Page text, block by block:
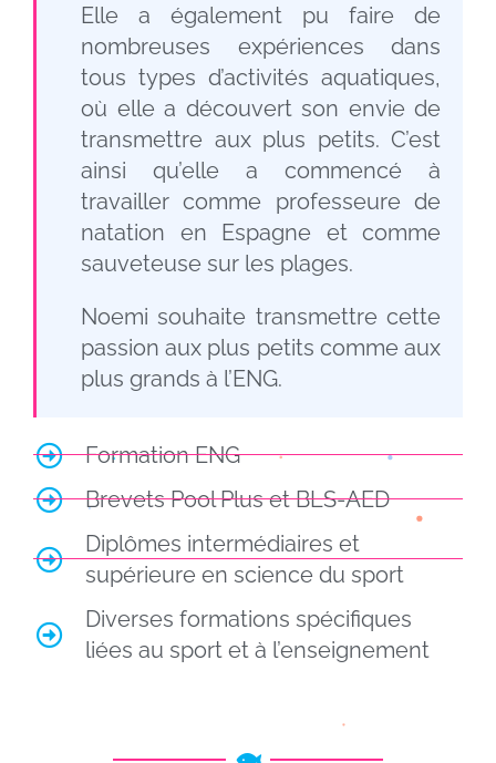
Elle a également pu faire de
nombreuses expériences dans
tous types d’activités aquatiques,
où elle a découvert son envie de
transmettre aux plus petits. C’est
ainsi qu’elle a commencé à
travailler comme professeure de
natation en Espagne et comme
sauveteuse sur les plages.
Noemi souhaite transmettre cette
passion aux plus petits comme aux
plus grands à l’ENG.
FormationENG
Brevets Pool Plus et BLS-AED
Diplômes intermédiaires et
supérieure en science du sport
Diverses formations spécifiques
liées au sport et à l’enseignement